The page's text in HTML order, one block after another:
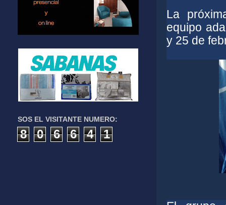
La
equipo
y 25 de
SOS EL VISITANTE NUMERO:
8 0 6 6 4 1